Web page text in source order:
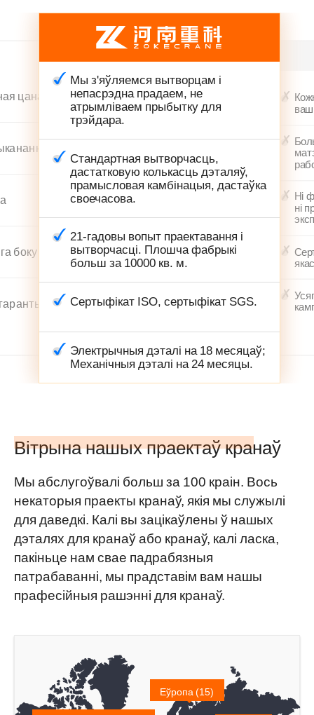
цана
боку
Мы з'яўляемся вытворцам і
непасрэдна прадаем, не
атрымліваем прыбытку для
трэйдара.
Стандартная вытворчасць,
дастатковую колькасць дэталяў,
прамысловая камбінацыя, дастаўка
своечасова.
21-гадовы вопыт праектавання і
вытворчасці. Плошча фабрыкі
больш за 10000 кв. м.
Сертыфікат ISO, сертыфікат SGS.
Электрычныя дэталі на 18 месяцаў;
Механічныя дэталі на 24 месяцы.
ваш
Ні
ні
Вітрына нашых праектаў кранаў
Мы абслугоўвалі больш за 100 краін. Вось
некаторыя праекты кранаў, якія мы служылі
для даведкі. Калі вы зацікаўлены ў нашых
дэталях для кранаў або кранаў, калі ласка,
пакіньце нам свае падрабязныя
патрабаванні, мы прадставім вам нашы
прафесійныя рашэнні для кранаў.
Еўропа (15)